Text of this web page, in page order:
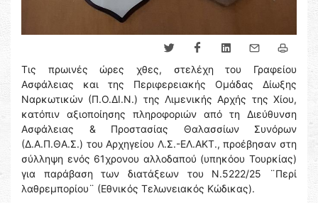
Τις πρωινές ώρες χθες, στελέχη του Γραφείου
Ασφάλειας και της Περιφερειακής Ομάδας Δίωξης
Ναρκωτικών (Π.Ο.ΔΙ.Ν.) της Λιμενικής Αρχής της Χίου,
κατόπιν αξιοποίησης πληροφοριών από τη Διεύθυνση
Ασφάλειας & Προστασίας Θαλασσίων Συνόρων
(Δ.Α.Π.ΘΑ.Σ.) του Αρχηγείου Λ.Σ.-ΕΛ.ΑΚΤ., προέβησαν στη
σύλληψη ενός 61χρονου αλλοδαπού (υπηκόου Τουρκίας)
για παράβαση των διατάξεων του Ν.5222/25 ¨Περί
λαθρεμπορίου¨ (Εθνικός Τελωνειακός Κώδικας).